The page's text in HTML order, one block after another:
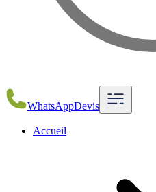
WhatsAppDevis
Accueil